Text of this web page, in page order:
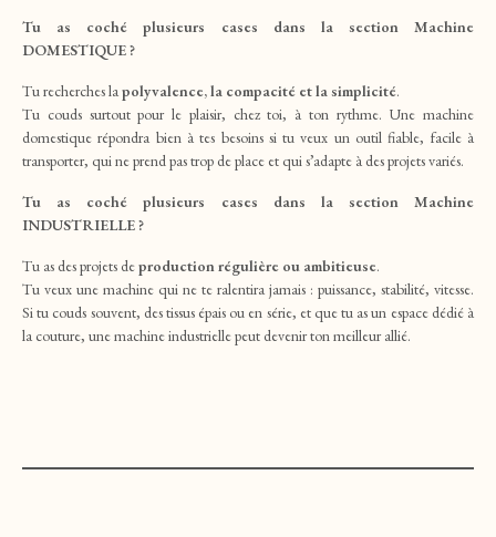
Tu as coché plusieurs cases dans la section Machine
DOMESTIQUE ?
Tu recherches lapolyvalence, la compacité et la simplicité.
Tu couds surtout pour le plaisir, chez toi, à ton rythme. Une machine
domestique répondra bien à tes besoins si tu veux un outil fiable, facile à
transporter, qui ne prend pas trop de place et qui s’adapte à des projets variés.
Tu as coché plusieurs cases dans la section Machine
INDUSTRIELLE ?
Tu as des projets deproduction régulière ou ambitieuse.
Tu veux une machine qui ne te ralentira jamais : puissance, stabilité, vitesse.
Si tu couds souvent, des tissus épais ou en série, et que tu as un espace dédié à
la couture, une machine industrielle peut devenir ton meilleur allié.